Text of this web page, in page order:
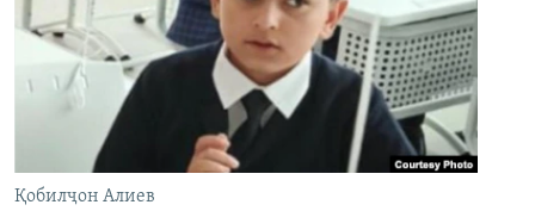
Қобилҷон Алиев